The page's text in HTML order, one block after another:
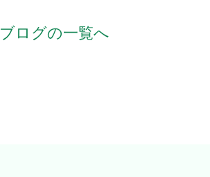
ブログの一覧へ